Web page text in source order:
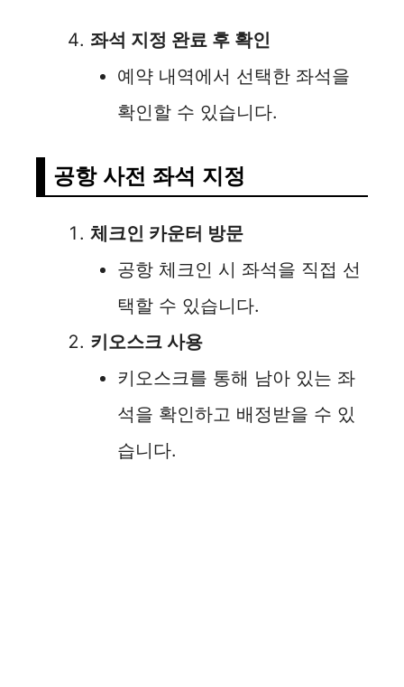
좌석 지정 완료 후 확인
예약 내역에서 선택한 좌석을
확인할 수 있습니다.
공항 사전 좌석 지정
체크인 카운터 방문
공항 체크인 시 좌석을 직접 선
택할 수 있습니다.
키오스크 사용
키오스크를 통해 남아 있는 좌
석을 확인하고 배정받을 수 있
습니다.